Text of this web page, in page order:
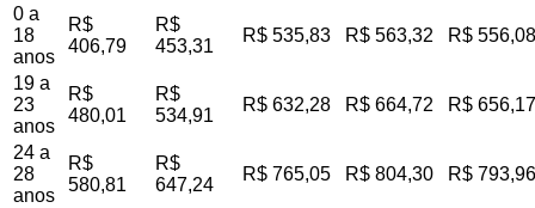
0 a
18
anos
R$
406,79
R$
453,31
R$ 535,83 R$ 563,32 R$ 556,08
19 a
23
anos
R$
480,01
R$
534,91
R$ 632,28 R$ 664,72 R$ 656,17
24 a
28
anos
R$
580,81
R$
647,24
R$ 765,05 R$ 804,30 R$ 793,96